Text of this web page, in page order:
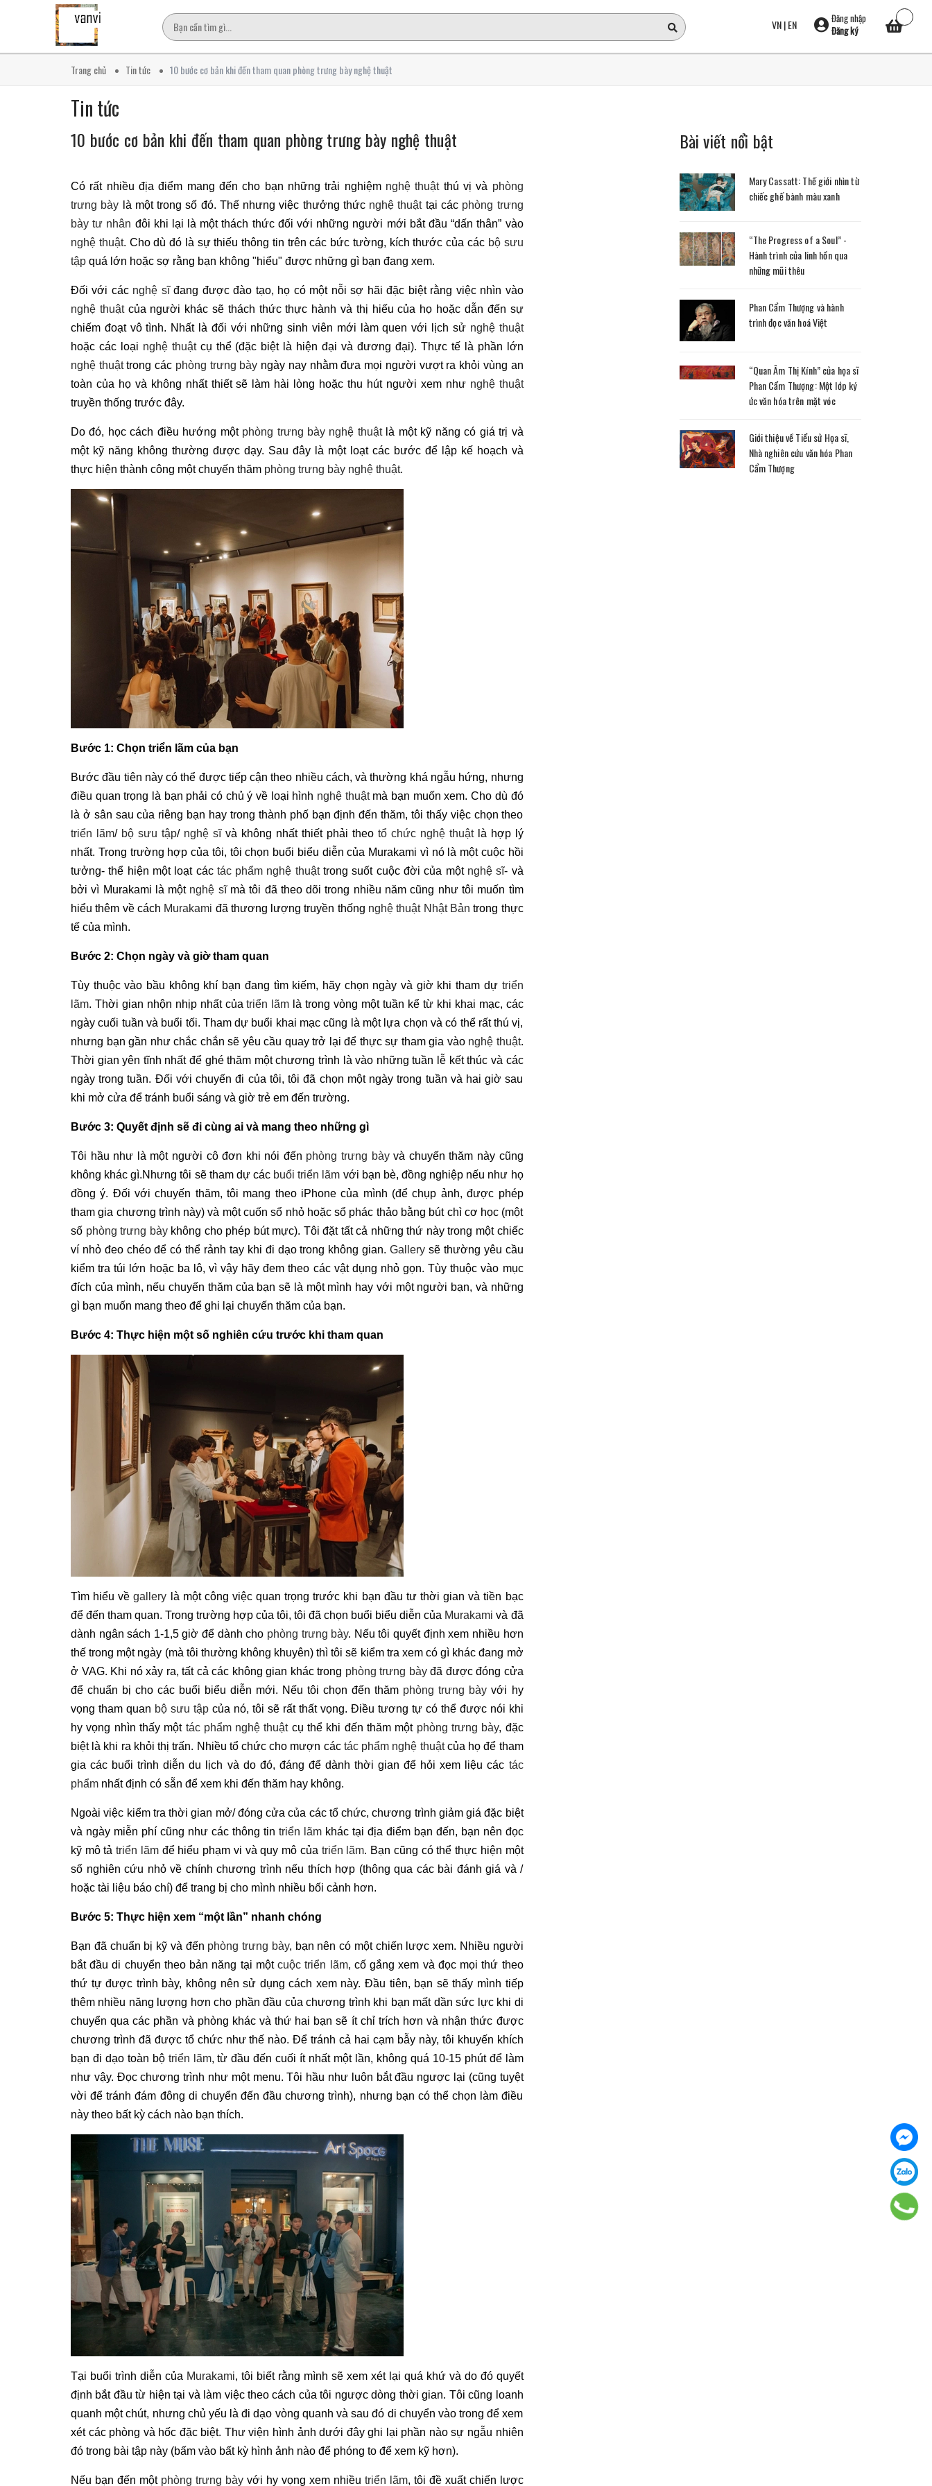
VN|EN
Đăng nhập
Đăng ký
Trang chủ Tin tức 10 bước cơ bản khi đến tham quan phòng trưng bày nghệ thuật
Tin tức
10 bước cơ bản khi đến tham quan phòng trưng bày nghệ thuật
Có rất nhiều địa điểm mang đến cho bạn những trải nghiệm nghệ thuậtthú vị và phòng
trưng bày là một trong số đó. Thế nhưng việc thưởng thức nghệ thuậttại cácphòng trưng
bày tư nhân đôi khi lại là một thách thức đối với những người mới bắt đầu “dấn thân” vào
nghệ thuật. Cho dù đó là sự thiếu thông tin trên các bức tường, kích thước của các bộ sưu
tập quá lớn hoặc sợ rằng bạn không "hiểu" được những gì bạn đang xem.
Đối với các nghệ sĩđang được đào tạo, họ có một nỗi sợ hãi đặc biệt rằng việc nhìn vào
nghệ thuậtcủa người khác sẽ thách thức thực hành và thị hiếu của họ hoặc dẫn đến sự
chiếm đoạt vô tình. Nhất là đối với những sinh viên mới làm quen với lịch sử nghệ thuật
hoặc các loại nghệ thuậtcụ thể (đặc biệt là hiện đại và đương đại). Thực tế là phần lớn
nghệ thuậttrong các phòng trưng bày ngày nay nhằm đưa mọi người vượt ra khỏi vùng an
toàn của họ và không nhất thiết sẽ làm hài lòng hoặc thu hút người xem như nghệ thuật
truyền thống trước đây.
Do đó, học cách điều hướng một phòng trưng bày nghệ thuậtlà một kỹ năng có giá trị và
một kỹ năng không thường được dạy. Sau đây là một loạt các bước để lập kế hoạch và
thực hiện thành công một chuyến thăm phòng trưng bày nghệ thuật.
Bước 1: Chọn triển lãm của bạn
Bước đầu tiên này có thể được tiếp cận theo nhiều cách, và thường khá ngẫu hứng, nhưng
điều quan trọng là bạn phải có chủ ý về loại hình nghệ thuậtmà bạn muốn xem. Cho dù đó
là ở sân sau của riêng bạn hay trong thành phố bạn định đến thăm, tôi thấy việc chọn theo
triển lãm/ bộ sưu tập/ nghệ sĩvà không nhất thiết phải theo tổ chức nghệ thuậtlà hợp lý
nhất. Trong trường hợp của tôi, tôi chọn buổi biểu diễn của Murakami vì nó là một cuộc hồi
tưởng- thể hiện một loạt các tác phẩm nghệ thuậttrong suốt cuộc đời của một nghệ sĩ- và
bởi vì Murakami là một nghệ sĩmà tôi đã theo dõi trong nhiều năm cũng như tôi muốn tìm
hiểu thêm về cách Murakami đã thương lượng truyền thống nghệ thuật Nhật Bản trong thực
tế của mình.
Bước 2: Chọn ngày và giờ tham quan
Tùy thuộc vào bầu không khí bạn đang tìm kiếm, hãy chọn ngày và giờ khi tham dự triển
lãm. Thời gian nhộn nhịp nhất củatriển lãm là trong vòng một tuần kể từ khi khai mạc, các
ngày cuối tuần và buổi tối. Tham dự buổi khai mạc cũng là một lựa chọn và có thể rất thú vị,
nhưng bạn gần như chắc chắn sẽ yêu cầu quay trở lại để thực sự tham gia vào nghệ thuật.
Thời gian yên tĩnh nhất để ghé thăm một chương trình là vào những tuần lễ kết thúc và các
ngày trong tuần. Đối với chuyến đi của tôi, tôi đã chọn một ngày trong tuần và hai giờ sau
khi mở cửa để tránh buổi sáng và giờ trẻ em đến trường.
Bước 3: Quyết định sẽ đi cùng ai và mang theo những gì
Tôi hầu như là một người cô đơn khi nói đến phòng trưng bàyvà chuyến thăm này cũng
không khác gì.Nhưng tôi sẽ tham dự các buổi triển lãm với bạn bè, đồng nghiệp nếu như họ
đồng ý. Đối với chuyến thăm, tôi mang theo iPhone của mình (để chụp ảnh, được phép
tham gia chương trình này) và một cuốn sổ nhỏ hoặc sổ phác thảo bằng bút chì cơ học (một
số phòng trưng bàykhông cho phép bút mực). Tôi đặt tất cả những thứ này trong một chiếc
ví nhỏ đeo chéo để có thể rảnh tay khi đi dạo trong không gian.Gallery sẽ thường yêu cầu
kiểm tra túi lớn hoặc ba lô, vì vậy hãy đem theo các vật dụng nhỏ gọn. Tùy thuộc vào mục
đích của mình, nếu chuyến thăm của bạn sẽ là một mình hay với một người bạn, và những
gì bạn muốn mang theo để ghi lại chuyến thăm của bạn.
Bước 4: Thực hiện một số nghiên cứu trước khi tham quan
Tìm hiểu vềgallery là một công việc quan trọng trước khi bạn đầu tư thời gian và tiền bạc
để đến tham quan. Trong trường hợp của tôi, tôi đã chọn buổi biểu diễn của Murakami và đã
dành ngân sách 1-1,5 giờ để dành cho phòng trưng bày. Nếu tôi quyết định xem nhiều hơn
thế trong một ngày (mà tôi thường không khuyên) thì tôi sẽ kiểm tra xem có gì khác đang mở
ở VAG. Khi nó xảy ra, tất cả các không gian khác trong phòng trưng bàyđã được đóng cửa
để chuẩn bị cho các buổi biểu diễn mới. Nếu tôi chọn đến thăm phòng trưng bày với hy
vọng tham quan bộ sưu tậpcủa nó, tôi sẽ rất thất vọng. Điều tương tự có thể được nói khi
hy vọng nhìn thấy một tác phẩm nghệ thuậtcụ thể khi đến thăm một phòng trưng bày, đặc
biệt là khi ra khỏi thị trấn. Nhiều tổ chức cho mượn các tác phẩm nghệ thuậtcủa họ để tham
gia các buổi trình diễn du lịch và do đó, đáng để dành thời gian để hỏi xem liệu các tác
phẩm nhất định có sẵn để xem khi đến thăm hay không.
Ngoài việc kiểm tra thời gian mở/ đóng cửa của các tổ chức, chương trình giảm giá đặc biệt
và ngày miễn phí cũng như các thông tin triển lãmkhác tại địa điểm bạn đến, bạn nên đọc
kỹ mô tảtriển lãmđể hiểu phạm vi và quy mô của triển lãm. Bạn cũng có thể thực hiện một
số nghiên cứu nhỏ về chính chương trình nếu thích hợp (thông qua các bài đánh giá và /
hoặc tài liệu báo chí) để trang bị cho mình nhiều bối cảnh hơn.
Bước 5: Thực hiện xem “một lần” nhanh chóng
Bạn đã chuẩn bị kỹ và đến phòng trưng bày, bạn nên có một chiến lược xem. Nhiều người
bắt đầu di chuyển theo bản năng tại mộtcuộc triển lãm, cố gắng xem và đọc mọi thứ theo
thứ tự được trình bày, không nên sử dụng cách xem này. Đầu tiên, bạn sẽ thấy mình tiếp
thêm nhiều năng lượng hơn cho phần đầu của chương trình khi bạn mất dần sức lực khi di
chuyển qua các phần và phòng khác và thứ hai bạn sẽ ít chỉ trích hơn và nhận thức được
chương trình đã được tổ chức như thế nào. Để tránh cả hai cạm bẫy này, tôi khuyến khích
bạn đi dạo toàn bộ triển lãm, từ đầu đến cuối ít nhất một lần, không quá 10-15 phút để làm
như vậy. Đọc chương trình như một menu. Tôi hầu như luôn bắt đầu ngược lại (cũng tuyệt
vời để tránh đám đông di chuyển đến đầu chương trình), nhưng bạn có thể chọn làm điều
này theo bất kỳ cách nào bạn thích.
Tại buổi trình diễn của Murakami, tôi biết rằng mình sẽ xem xét lại quá khứ và do đó quyết
định bắt đầu từ hiện tại và làm việc theo cách của tôi ngược dòng thời gian. Tôi cũng loanh
quanh một chút, nhưng chủ yếu là đi dạo vòng quanh và sau đó di chuyển vào trong để xem
xét các phòng và hốc đặc biệt. Thư viện hình ảnh dưới đây ghi lại phần nào sự ngẫu nhiên
đó trong bài tập này (bấm vào bất kỳ hình ảnh nào để phóng to để xem kỹ hơn).
Nếu bạn đến một phòng trưng bàyvới hy vọng xem nhiều triển lãm, tôi đề xuất chiến lược
Bài viết nổi bật
Mary Cassatt: Thế giới nhìn từ
chiếc ghế bành màu xanh
“The Progress of a Soul” -
Hành trình của linh hồn qua
những mũi thêu
Phan Cẩm Thượng và hành
trình đọc văn hoá Việt
“Quan Âm Thị Kính” của họa sĩ
Phan Cẩm Thượng: Một lớp ký
ức văn hóa trên mặt vóc
Giới thiệu về Tiểu sử Họa sĩ,
Nhà nghiên cứu văn hóa Phan
Cẩm Thượng